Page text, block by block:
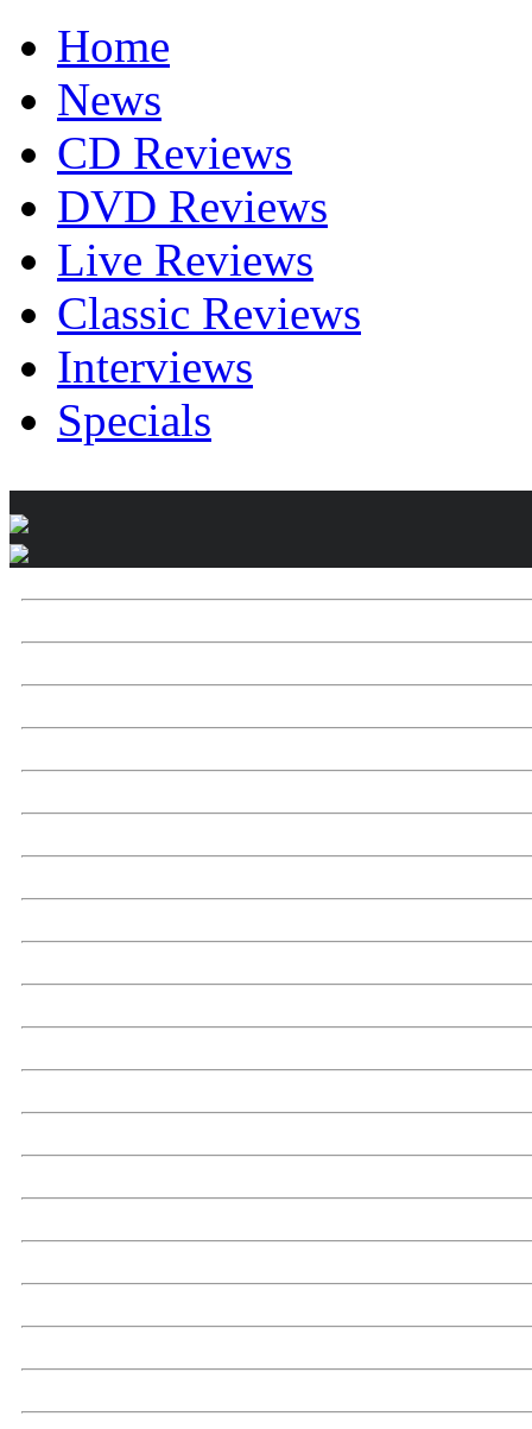
Home
News
CD Reviews
DVD Reviews
Live Reviews
Classic Reviews
Interviews
Specials